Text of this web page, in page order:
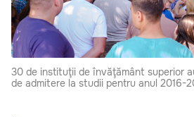
30 de instituţii de învăţământ superior
de admitere la studii pentru anul 2016-